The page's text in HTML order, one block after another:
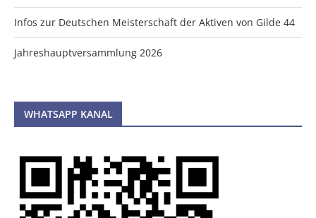
Infos zur Deutschen Meisterschaft der Aktiven von Gilde 44
Jahreshauptversammlung 2026
WHATSAPP KANAL